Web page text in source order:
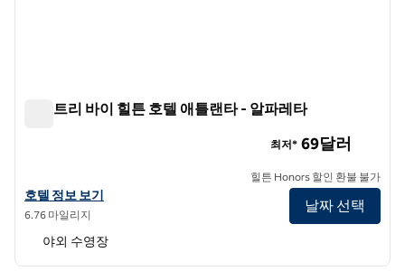
더블트리 바이 힐튼 호텔 애틀랜타 - 알파레타
더블트리 바이 힐튼 호텔 애틀랜타 - 알파레타의 호텔 정보 보기
호텔 정보 보기
6.76 마일리지
최저* 69달러
힐튼 Honors 할인 환불 불가
날짜 선택
야외 수영장